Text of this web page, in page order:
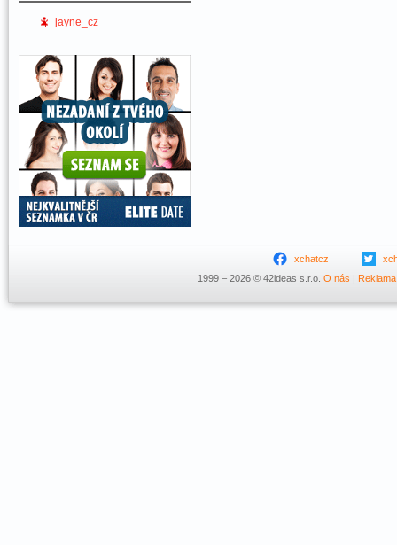
jayne_cz
xchatcz
1999 – 2026 © 42ideas s.r.o. O nás | Reklama